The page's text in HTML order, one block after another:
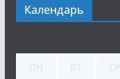
Календарь